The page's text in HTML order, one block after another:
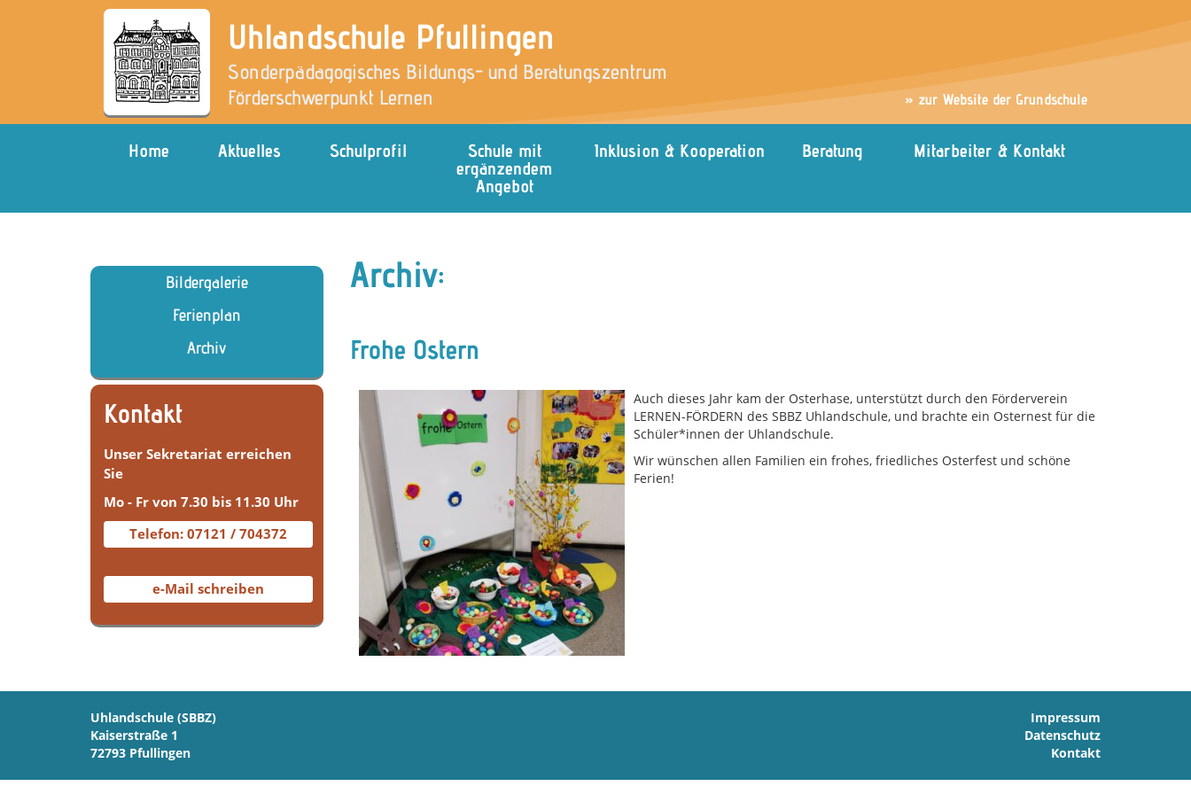
Uhlandschule Pfullingen
Sonderpädagogisches Bildungs- und Beratungszentrum
Förderschwerpunkt Lernen
» zur Website der Grundschule
Home Aktuelles Schulprofil
Schule mit
ergänzendem
Angebot
Inklusion & Kooperation Beratung Mitarbeiter & Kontakt
Archiv:
Frohe Ostern
Auch dieses Jahr kam der Osterhase, unterstützt durch den Förderverein
LERNEN-FÖRDERN des SBBZ Uhlandschule, und brachte ein Osternest für die
Schüler*innen der Uhlandschule.
Wir wünschen allen Familien ein frohes, friedliches Osterfest und schöne
Ferien!
Bildergalerie
Ferienplan
Archiv
Kontakt
Unser Sekretariat erreichen
Sie
Mo - Fr von 7.30 bis 11.30 Uhr
Telefon: 07121 / 704372
e-Mail schreiben
Uhlandschule (SBBZ)
Kaiserstraße 1
72793 Pfullingen
Impressum
Datenschutz
Kontakt